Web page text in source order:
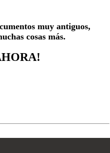
muy antiguos,
cosas más.